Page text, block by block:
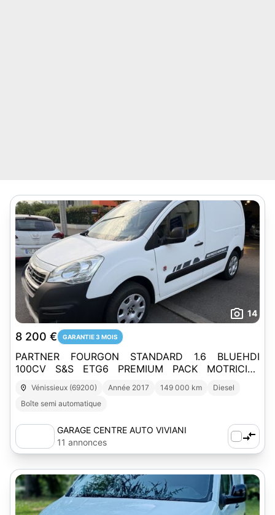
14
8 200 € GARANTIE 3 MOIS
PARTNER FOURGON STANDARD 1.6 BLUEHDI
100CV S&S ETG6 PREMIUM PACK MOTRICITE
RENFORCEE
Vénissieux (69200) Année 2017 149 000 km
Diesel
Boîte semi automatique
GARAGE CENTRE AUTO VIVIANI
11 annonces